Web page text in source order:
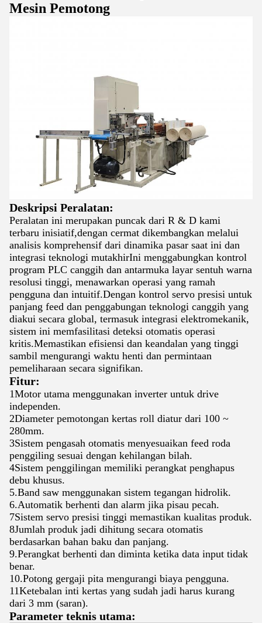
Mesin Pemotong
Deskripsi Peralatan:
Peralatan ini merupakan puncak dari R & D kami
terbaru inisiatif,dengan cermat dikembangkan melalui
analisis komprehensif dari dinamika pasar saat ini dan
integrasi teknologi mutakhirIni menggabungkan kontrol
program PLC canggih dan antarmuka layar sentuh warna
resolusi tinggi, menawarkan operasi yang ramah
pengguna dan intuitif.Dengan kontrol servo presisi untuk
panjang feed dan penggabungan teknologi canggih yang
diakui secara global, termasuk integrasi elektromekanik,
sistem ini memfasilitasi deteksi otomatis operasi
kritis.Memastikan efisiensi dan keandalan yang tinggi
sambil mengurangi waktu henti dan permintaan
pemeliharaan secara signifikan.
Fitur:
1Motor utama menggunakan inverter untuk drive
independen.
2Diameter pemotongan kertas roll diatur dari 100 ~
280mm.
3Sistem pengasah otomatis menyesuaikan feed roda
penggiling sesuai dengan kehilangan bilah.
4Sistem penggilingan memiliki perangkat penghapus
debu khusus.
5.Band saw menggunakan sistem tegangan hidrolik.
6.Automatik berhenti dan alarm jika pisau pecah.
7Sistem servo presisi tinggi memastikan kualitas produk.
8Jumlah produk jadi dihitung secara otomatis
berdasarkan bahan baku dan panjang.
9.Perangkat berhenti dan diminta ketika data input tidak
benar.
10.Potong gergaji pita mengurangi biaya pengguna.
11Ketebalan inti kertas yang sudah jadi harus kurang
dari 3 mm (saran).
Parameter teknis utama: